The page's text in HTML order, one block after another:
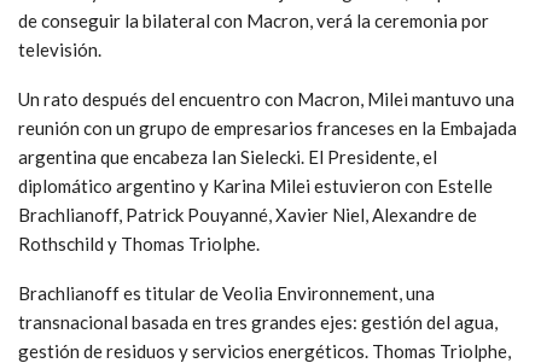
de conseguir la bilateral con Macron, verá la ceremonia por
televisión.
Un rato después del encuentro con Macron, Milei mantuvo una
reunión con un grupo de empresarios franceses en la Embajada
argentina que encabeza Ian Sielecki. El Presidente, el
diplomático argentino y Karina Milei estuvieron con Estelle
Brachlianoff, Patrick Pouyanné, Xavier Niel, Alexandre de
Rothschild y Thomas Triolphe.
Brachlianoff es titular de Veolia Environnement, una
transnacional basada en tres grandes ejes: gestión del agua,
gestión de residuos y servicios energéticos. Thomas Triolphe,